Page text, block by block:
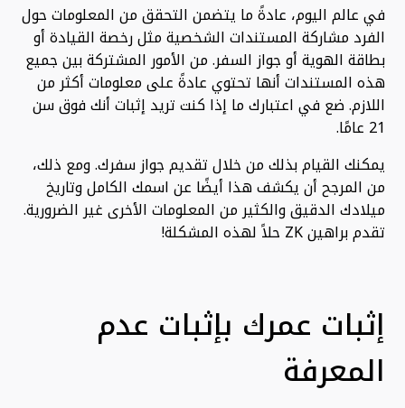
في عالم اليوم، عادةً ما يتضمن التحقق من المعلومات حول
الفرد مشاركة المستندات الشخصية مثل رخصة القيادة أو
بطاقة الهوية أو جواز السفر. من الأمور المشتركة بين جميع
هذه المستندات أنها تحتوي عادةً على معلومات أكثر من
اللازم. ضع في اعتبارك ما إذا كنت تريد إثبات أنك فوق سن
21 عامًا.
يمكنك القيام بذلك من خلال تقديم جواز سفرك. ومع ذلك،
من المرجح أن يكشف هذا أيضًا عن اسمك الكامل وتاريخ
ميلادك الدقيق والكثير من المعلومات الأخرى غير الضرورية.
تقدم براهين ZK حلاً لهذه المشكلة!
إثبات عمرك بإثبات عدم
المعرفة